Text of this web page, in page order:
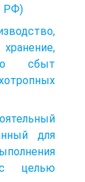
РФ)
сбыт
для
целью